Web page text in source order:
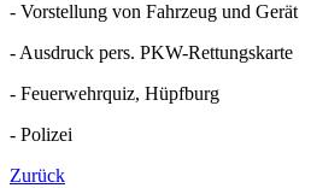
- Vorstellung von Fahrzeug und Gerät
- Ausdruck pers. PKW-Rettungskarte
- Feuerwehrquiz, Hüpfburg
- Polizei
Zurück